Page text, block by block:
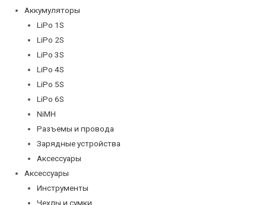
Аккумуляторы
LiPo 1S
LiPo 2S
LiPo 3S
LiPo 4S
LiPo 5S
LiPo 6S
NiMH
Разъемы и провода
Зарядные устройства
Аксессуары
Аксессуары
Инструменты
Чехлы и сумки